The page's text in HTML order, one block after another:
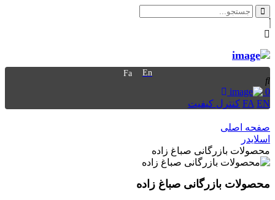
Fa En
0
FA EN کنترل کیفیت
صفحه اصلی
اسلایدر
محصولات بازرگانی صباغ زاده
محصولات بازرگانی صباغ زاده